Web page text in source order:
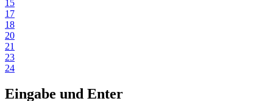
15
17
18
20
21
23
24
Eingabe und Enter